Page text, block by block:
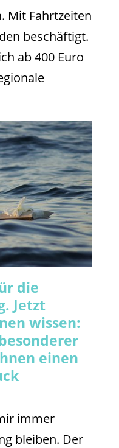
Mit Fahrtzeiten
beschäftigt.
ab 400 Euro
die
Jetzt
wissen:
einen
immer
bleiben. Der